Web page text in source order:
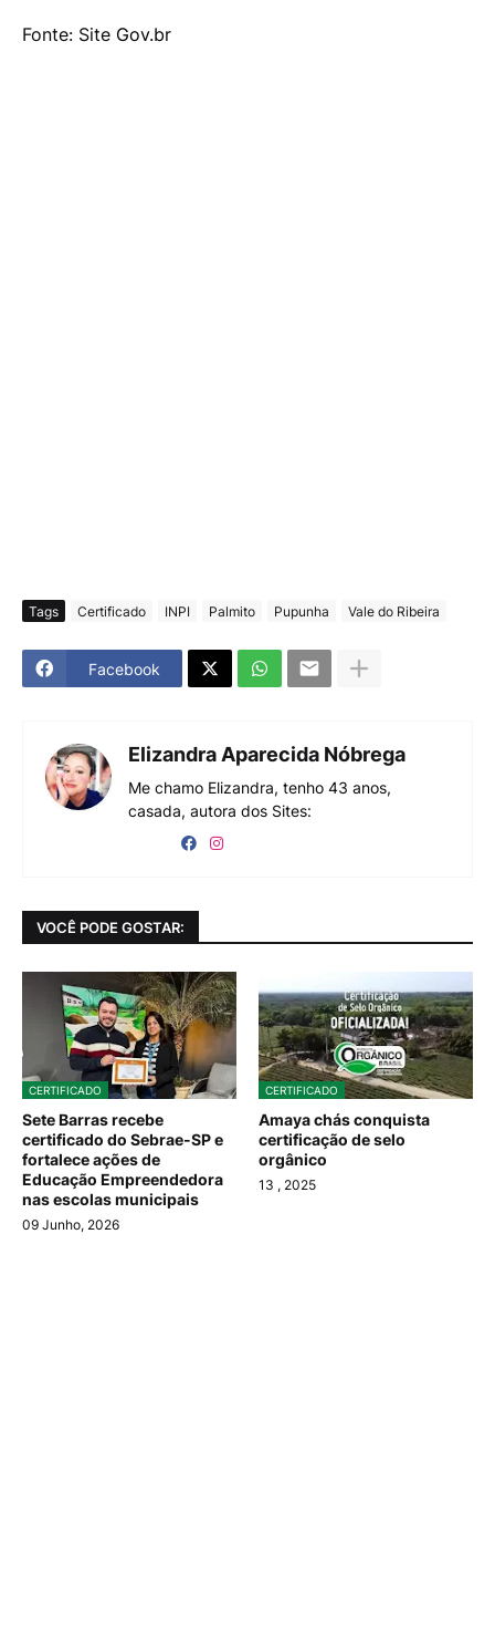
Fonte: Site Gov.br
Tags Certificado INPI Palmito Pupunha Vale do Ribeira
Facebook
Elizandra Aparecida Nóbrega
Me chamo Elizandra, tenho 43 anos,
casada, autora dos Sites:
VOCÊ PODE GOSTAR:
CERTIFICADO
Sete Barras recebe
certificado do Sebrae-SP e
fortalece ações de
Educação Empreendedora
nas escolas municipais
09 Junho, 2026
CERTIFICADO
Amaya chás conquista
certificação de selo
orgânico
13 , 2025